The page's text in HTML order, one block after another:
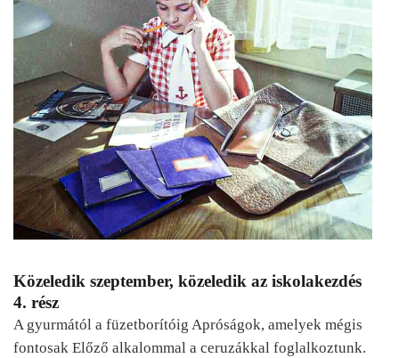
Közeledik szeptember, közeledik az iskolakezdés
4. rész
A gyurmától a füzetborítóig Apróságok, amelyek mégis
fontosak Előző alkalommal a ceruzákkal foglalkoztunk.